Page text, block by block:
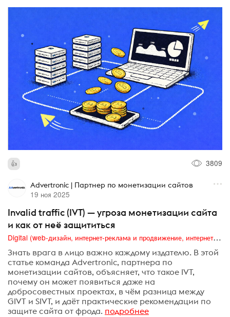
3809
Advertronic | Партнер по монетизации сайтов
19 ноя 2025
Invalid traffic (IVT) — угроза монетизации сайта
и как от неё защититься
Digital (web-дизайн, интернет-реклама и продвижение, интернет-сообщества и блоги, интернет-коммуникации, мобильный маркетинг, реклама на цифровых экранах)
Знать врага в лицо важно каждому издателю. В этой
статье команда Advertronic, партнера по
монетизации сайтов, объясняет, что такое IVT,
почему он может появиться даже на
добросовестных проектах, в чём разница между
GIVT и SIVT, и даёт практические рекомендации по
защите сайта от фрода. подробнее